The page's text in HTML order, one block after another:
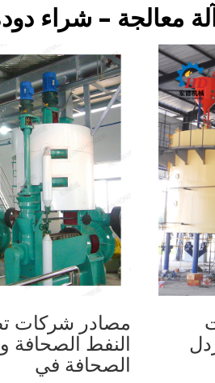
معالجة – شراء
مصادر شركات
النفط الصحافة
الصحافة في